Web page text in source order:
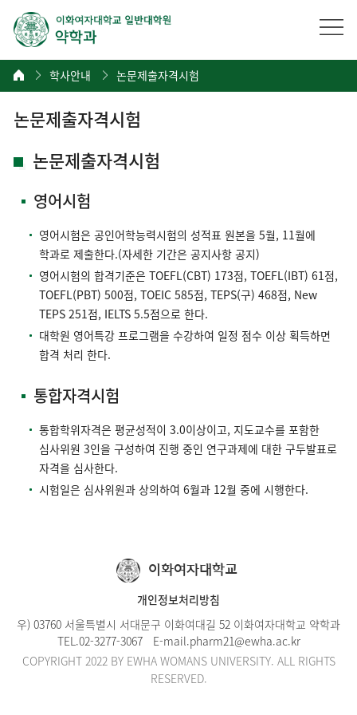
학사안내 논문제출자격시험
논문제출자격시험
논문제출자격시험
영어시험
영어시험은 공인어학능력시험의 성적표 원본을 5월, 11월에
학과로 제출한다.(자세한 기간은 공지사항 공지)
영어시험의 합격기준은 TOEFL(CBT) 173점, TOEFL(IBT) 61점,
TOEFL(PBT) 500점, TOEIC 585점, TEPS(구) 468점, New
TEPS 251점, IELTS 5.5점으로 한다.
대학원 영어특강 프로그램을 수강하여 일정 점수 이상 획득하면
합격 처리 한다.
통합자격시험
통합학위자격은 평균성적이 3.0이상이고, 지도교수를 포함한
심사위원 3인을 구성하여 진행 중인 연구과제에 대한 구두발표로
자격을 심사한다.
시험일은 심사위원과 상의하여 6월과 12월 중에 시행한다.
이화여자대학교
개인정보처리방침
우) 03760 서울특별시 서대문구 이화여대길 52 이화여자대학교 약학과
TEL.02-3277-3067 E-mail.pharm21@ewha.ac.kr
COPYRIGHT 2022 BY EWHA WOMANS UNIVERSITY. ALL RIGHTS
RESERVED.